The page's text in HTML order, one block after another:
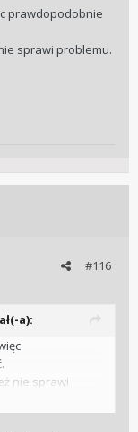
prawdopodobnie
sprawi problemu.
#116
a):
nie sprawi